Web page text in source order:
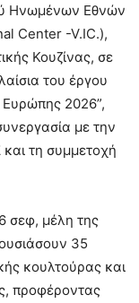
Ηνωμένων Εθνών
Center -V.IC.),
Κουζίνας, σε
του έργου
Ευρώπης 2026”,
με την
τη συμμετοχή
σεφ, μέλη της
35
κουλτούρας και
προφέροντας